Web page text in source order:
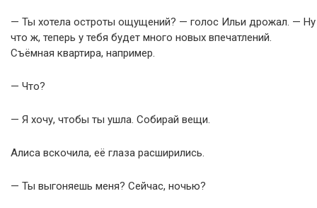
— Ты хотела остроты ощущений? — голос Ильи дрожал. — Ну
что ж, теперь у тебя будет много новых впечатлений.
Съёмная квартира, например.
— Что?
— Я хочу, чтобы ты ушла. Собирай вещи.
Алиса вскочила, её глаза расширились.
— Ты выгоняешь меня? Сейчас, ночью?